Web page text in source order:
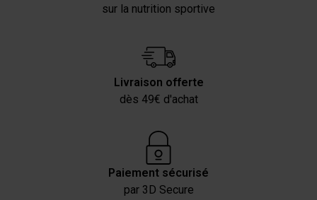
sur la nutrition sportive
Livraison offerte
dès 49€ d'achat
Paiement sécurisé
par 3D Secure